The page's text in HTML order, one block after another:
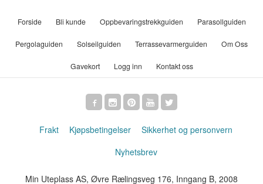
Forside Bli kunde Oppbevaringstrekkguiden Parasollguiden
Pergolaguiden Solseilguiden Terrassevarmerguiden Om Oss
Gavekort Logg inn Kontakt oss
Frakt Kjøpsbetingelser
Sikkerhet og personvern
Nyhetsbrev
Min Uteplass AS, Øvre Rælingsveg 176, Inngang B, 2008